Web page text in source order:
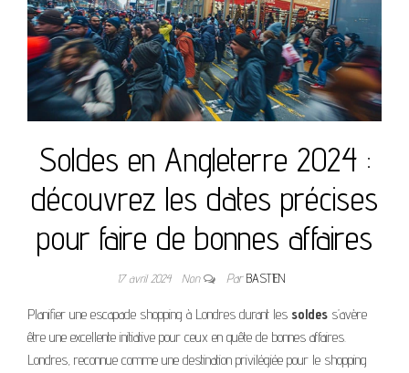
Soldes en Angleterre 2024 :
découvrez les dates précises
pour faire de bonnes affaires
17 avril 2024 Non ParBASTIEN
Planifier une escapade shopping à Londres durant les soldes s’avère
être une excellente initiative pour ceux en quête de bonnes affaires.
Londres, reconnue comme une destination privilégiée pour le shopping